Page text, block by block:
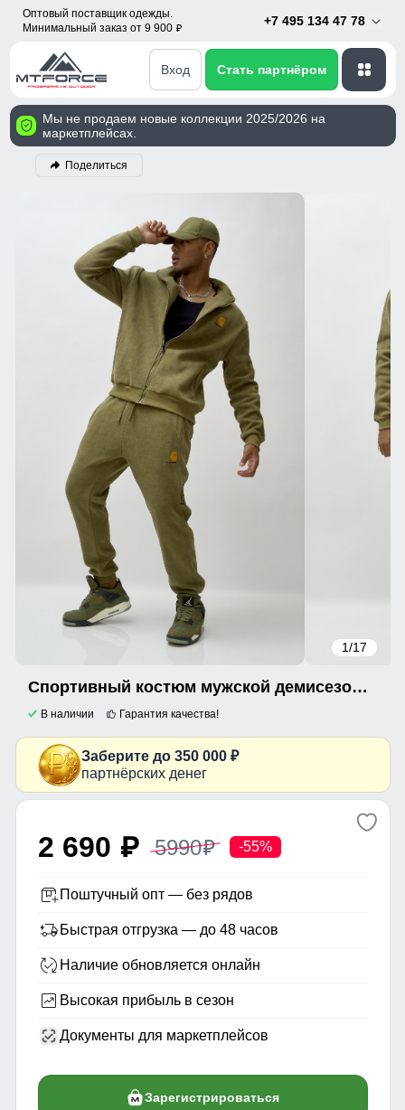
Оптовый поставщик одежды.
Минимальный заказ от 9 900 p
+7 495 134 47 78
Вход Стать партнёром
Мы не продаем новые коллекции 2025/2026 на
маркетплейсах.
Поделиться
1/17
Спортивный костюм мужской демисезонный на флисе цвета хаки 339Kh
В наличии Гарантия качества!
Заберите до 350 000 ₽
партнёрских денег
2 690 p 5990p -55%
Поштучный опт — без рядов
Быстрая отгрузка — до 48 часов
Наличие обновляется онлайн
Высокая прибыль в сезон
Документы для маркетплейсов
Зарегистрироваться